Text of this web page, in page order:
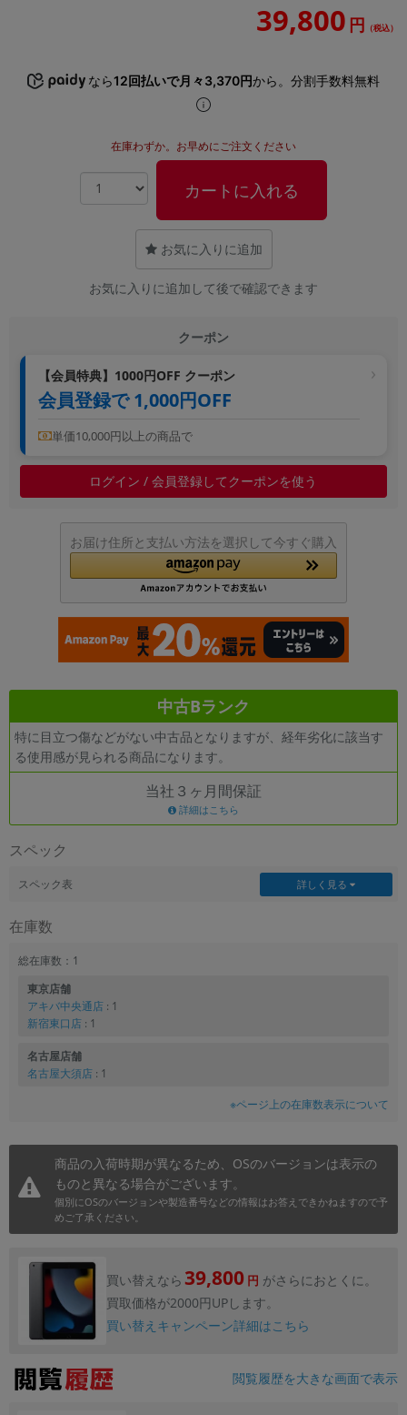
39,800 円 （税込）
なら12回払いで月々3,370円から。分割手数料無料
在庫わずか。お早めにご注文ください
カートに入れる
お気に入りに追加
お気に入りに追加して後で確認できます
クーポン
【会員特典】1000円OFF クーポン
会員登録で 1,000円OFF
単価10,000円以上の商品で
ログイン / 会員登録してクーポンを使う
お届け住所と支払い方法を選択して今すぐ購入
中古Bランク
特に目立つ傷などがない中古品となりますが、経年劣化に該当す
る使用感が見られる商品になります。
当社３ヶ月間保証
詳細はこちら
スペック
スペック表 詳しく見る
在庫数
総在庫数：1
東京店舗
アキバ中央通店 : 1
新宿東口店 : 1
名古屋店舗
名古屋大須店 : 1
※ページ上の在庫数表示について
商品の入荷時期が異なるため、OSのバージョンは表示の
ものと異なる場合がございます。
個別にOSのバージョンや製造番号などの情報はお答えできかねますので予
めご了承ください。
買い替えなら 39,800 円 がさらにおとくに。
買取価格が2000円UPします。
買い替えキャンペーン詳細はこちら
閲覧履歴を大きな画面で表示
CPU
CPUの絞り込み
~
価格
円 ～
年 月 から
年
各項目のチェックボックスは「or検索」となります。
ただし機能別のみ「and検索」となります。